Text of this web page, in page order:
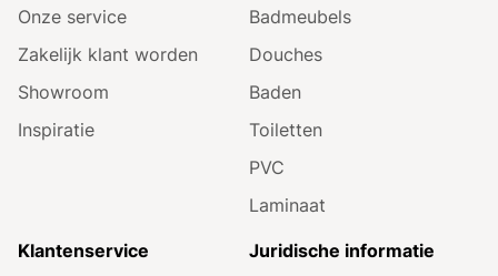
Onze service
Zakelijk klant worden
Showroom
Inspiratie
Badmeubels
Douches
Baden
Toiletten
PVC
Laminaat
Klantenservice
Juridische informatie